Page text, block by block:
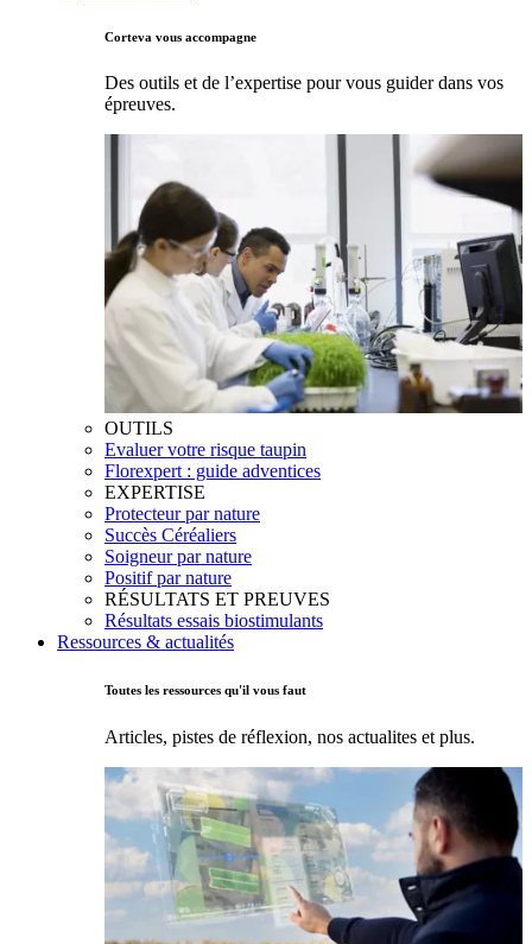
Corteva vous accompagne
Des outils et de l’expertise pour vous guider dans vos
épreuves.
OUTILS
Evaluer votre risque taupin
Florexpert : guide adventices
EXPERTISE
Protecteur par nature
Succès Céréaliers
Soigneur par nature
Positif par nature
RÉSULTATS ET PREUVES
Résultats essais biostimulants
Ressources & actualités
Toutes les ressources qu'il vous faut
Articles, pistes de réflexion, nos actualites et plus.